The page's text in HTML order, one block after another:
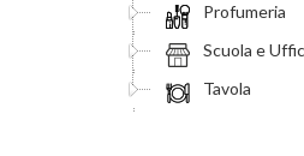
Profumeria
Scuola e
Tavola